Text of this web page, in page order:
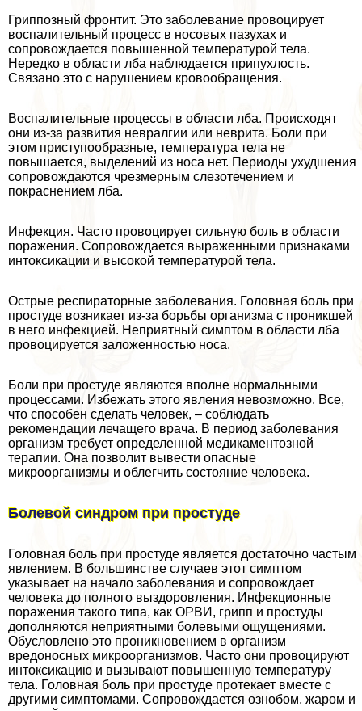
Гриппозный фронтит. Это заболевание провоцирует
воспалительный процесс в носовых пазухах и
сопровождается повышенной температурой тела.
Нередко в области лба наблюдается припухлость.
Связано это с нарушением кровообращения.
Воспалительные процессы в области лба. Происходят
они из-за развития невралгии или неврита. Боли при
этом приступообразные, температура тела не
повышается, выделений из носа нет. Периоды ухудшения
сопровождаются чрезмерным слезотечением и
покраснением лба.
Инфекция. Часто провоцирует сильную боль в области
поражения. Сопровождается выраженными признаками
интоксикации и высокой температурой тела.
Острые респираторные заболевания. Головная боль при
простуде возникает из-за борьбы организма с проникшей
в него инфекцией. Неприятный симптом в области лба
провоцируется заложенностью носа.
Боли при простуде являются вполне нормальными
процессами. Избежать этого явления невозможно. Все,
что способен сделать человек, – соблюдать
рекомендации лечащего врача. В период заболевания
организм требует определенной медикаментозной
терапии. Она позволит вывести опасные
микроорганизмы и облегчить состояние человека.
Болевой синдром при простуде
Головная боль при простуде является достаточно частым
явлением. В большинстве случаев этот симптом
указывает на начало заболевания и сопровождает
человека до полного выздоровления. Инфекционные
поражения такого типа, как ОРВИ, грипп и простуды
дополняются неприятными болевыми ощущениями.
Обусловлено это проникновением в организм
вредоносных микроорганизмов. Часто они провоцируют
интоксикацию и вызывают повышенную температуру
тела. Головная боль при простуде протекает вместе с
другими симптомами. Сопровождается ознобом, жаром и